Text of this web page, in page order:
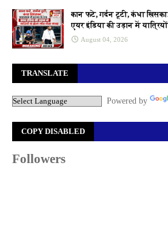
कान फटे, गर्दन टूटी, कंधा
एयर इंडिया की उड़ान में
August 04, 2026
TRANSLATE
Powered by
COPY DISABLED
Followers